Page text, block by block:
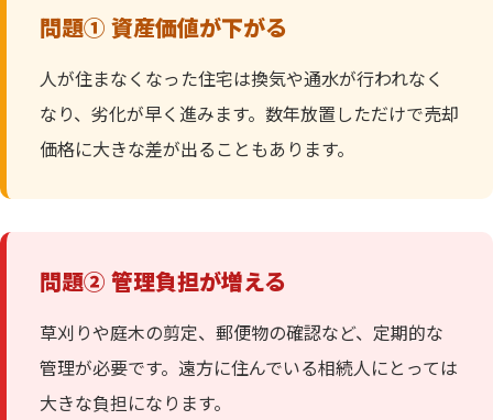
問題① 資産価値が下がる
人が住まなくなった住宅は換気や通水が行われなく
なり、劣化が早く進みます。数年放置しただけで売却
価格に大きな差が出ることもあります。
問題② 管理負担が増える
草刈りや庭木の剪定、郵便物の確認など、定期的な
管理が必要です。遠方に住んでいる相続人にとっては
大きな負担になります。